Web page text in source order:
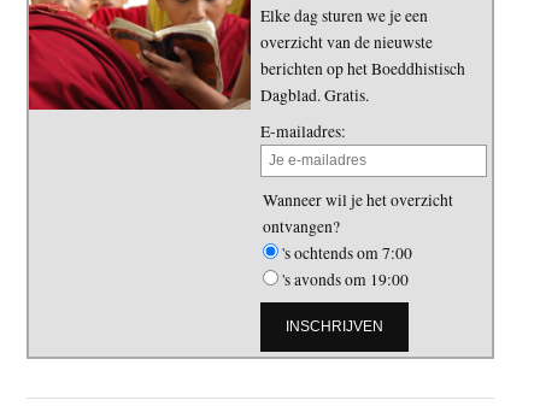
Elke dag sturen we je een
overzicht van de nieuwste
berichten op het Boeddhistisch
Dagblad. Gratis.
E-mailadres:
Wanneer wil je het overzicht
ontvangen?
's ochtends om 7:00
's avonds om 19:00